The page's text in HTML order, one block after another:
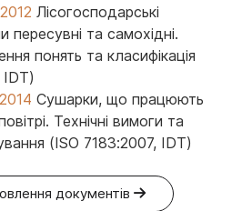
Лісогосподарські
та самохідні.
понять та класифікація
IDT)
Сушарки, що працюють
Технічні вимоги та
(ISO 7183:2007, IDT)
документів